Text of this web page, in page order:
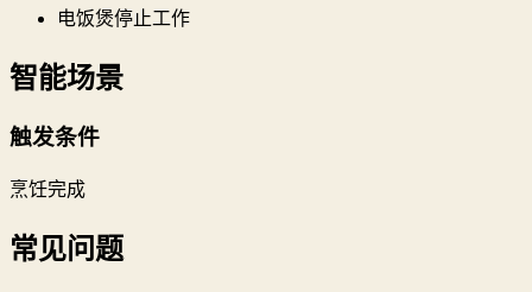
电饭煲停止工作
智能场景
触发条件
烹饪完成
常见问题